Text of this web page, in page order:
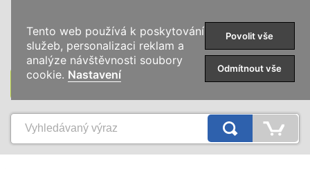
KATEGORIE
Tento web používá k poskytování
služeb, personalizaci reklam a
analýze návštěvnosti soubory
cookie. Nastavení
Povolit vše
Odmítnout vše